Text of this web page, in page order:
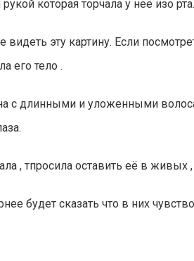
которая торчала у неё изо рта.
эту картину. Если
его тело .
с длинными и уложенными
, тпросила оставить её в живых
будет сказать что в них